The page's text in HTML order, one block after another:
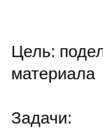
Цель:
материала
Задачи: